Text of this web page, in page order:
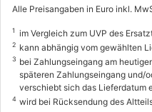
Alle Preisangaben in Euro inkl.
1 im Vergleich zum UVP des
2 kann abhängig vom gewählten
3 bei Zahlungseingang am
späteren Zahlungseingang und/
verschiebt sich das Lieferdatum
4 wird bei Rücksendung des